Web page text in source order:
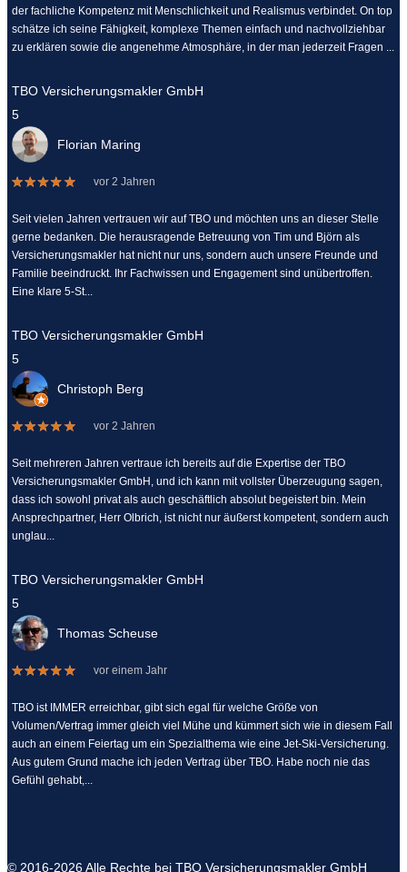
der fachliche Kompetenz mit Menschlichkeit und Realismus verbindet. On top
schätze ich seine Fähigkeit, komplexe Themen einfach und nachvollziehbar
zu erklären sowie die angenehme Atmosphäre, in der man jederzeit Fragen ...
TBO Versicherungsmakler GmbH
5
Florian Maring
vor 2 Jahren
Seit vielen Jahren vertrauen wir auf TBO und möchten uns an dieser Stelle
gerne bedanken. Die herausragende Betreuung von Tim und Björn als
Versicherungsmakler hat nicht nur uns, sondern auch unsere Freunde und
Familie beeindruckt. Ihr Fachwissen und Engagement sind unübertroffen.
Eine klare 5-St...
TBO Versicherungsmakler GmbH
5
Christoph Berg
vor 2 Jahren
Seit mehreren Jahren vertraue ich bereits auf die Expertise der TBO
Versicherungsmakler GmbH, und ich kann mit vollster Überzeugung sagen,
dass ich sowohl privat als auch geschäftlich absolut begeistert bin. Mein
Ansprechpartner, Herr Olbrich, ist nicht nur äußerst kompetent, sondern auch
unglau...
TBO Versicherungsmakler GmbH
5
Thomas Scheuse
vor einem Jahr
TBO ist IMMER erreichbar, gibt sich egal für welche Größe von
Volumen/Vertrag immer gleich viel Mühe und kümmert sich wie in diesem Fall
auch an einem Feiertag um ein Spezialthema wie eine Jet-Ski-Versicherung.
Aus gutem Grund mache ich jeden Vertrag über TBO. Habe noch nie das
Gefühl gehabt,...
© 2016-2026 Alle Rechte bei TBO Versicherungsmakler GmbH